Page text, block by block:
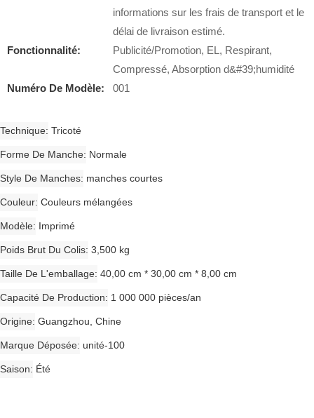
informations sur les frais de transport et le
délai de livraison estimé.
Fonctionnalité:
Publicité/Promotion, EL, Respirant,
Compressé, Absorption d&#39;humidité
Numéro De Modèle:
001
Technique Tricoté
Forme De Manche Normale
Style De Manches manches courtes
Couleur Couleurs mélangées
Modèle Imprimé
Poids Brut Du Colis 3,500 kg
Taille De L'emballage 40,00 cm * 30,00 cm * 8,00 cm
Capacité De Production 1 000 000 pièces/an
Origine Guangzhou, Chine
Marque Déposée unité-100
Saison Été